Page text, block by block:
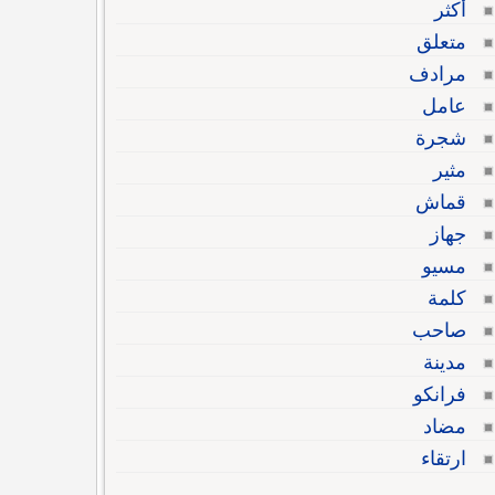
أكثر
متعلق
مرادف
عامل
شجرة
مثير
قماش
جهاز
مسيو
كلمة
صاحب
مدينة
فرانكو
مضاد
ارتقاء